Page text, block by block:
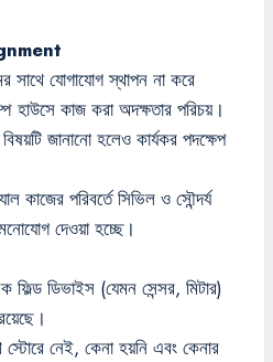
সাথে যোগাযোগ স্থাপন না করে
হাউসে কাজ করা অদক্ষতার পরিচয়।
জানানো হলেও কার্যকর পদক্ষেপ
কাজের পরিবর্তে সিভিল ও সৌন্দর্য
দেওয়া হচ্ছে।
ফিল্ড ডিভাইস (যেমন সেন্সর, মিটার)
স্টোরে নেই, কেনা হয়নি এবং কেনার